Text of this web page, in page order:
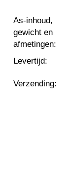
As-inhoud,
gewicht en
afmetingen:
Levertijd:
Verzending: